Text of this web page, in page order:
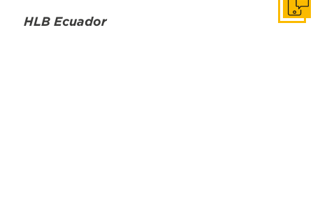
HLB Ecuador